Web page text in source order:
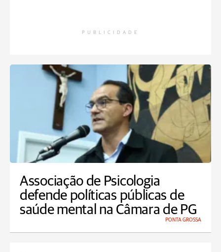
PUBLICIDADE
Associação de Psicologia
defende políticas públicas de
saúde mental na Câmara de PG
PONTA GROSSA